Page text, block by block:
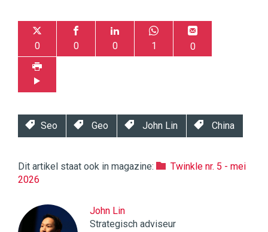
0 0 0 1 0
Seo Geo John Lin China
Dit artikel staat ook in magazine:
Twinkle nr. 5 - mei
2026
John Lin
Strategisch adviseur